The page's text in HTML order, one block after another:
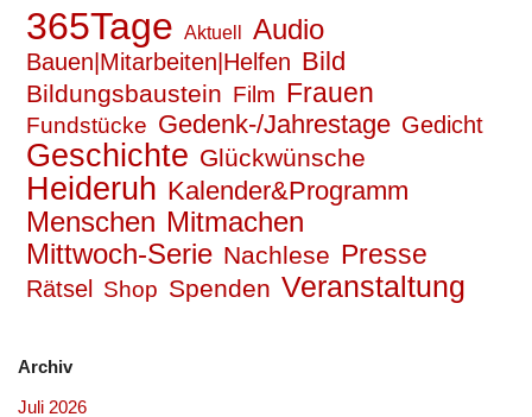
365Tage Aktuell Audio
Bauen|Mitarbeiten|Helfen Bild
Bildungsbaustein Film Frauen
Fundstücke Gedenk-/Jahrestage Gedicht
Geschichte Glückwünsche
Heideruh Kalender&Programm
Menschen Mitmachen
Mittwoch-Serie Nachlese Presse
Rätsel Shop Spenden Veranstaltung
Archiv
Juli 2026